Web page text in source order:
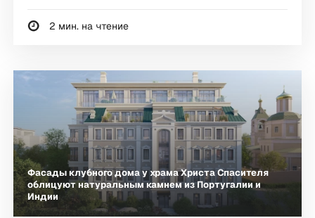
2 мин. на чтение
Фасады клубного дома у храма Христа Спасителя
облицуют натуральным камнем из Португалии и
Индии